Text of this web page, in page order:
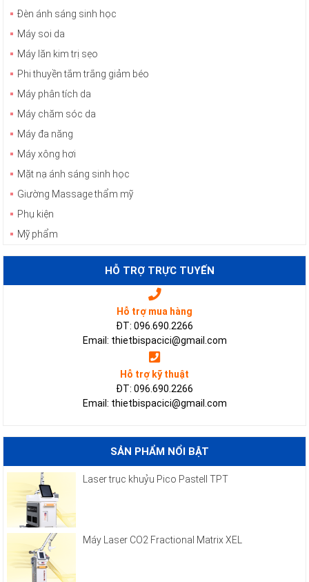
Đèn ánh sáng sinh học
Máy soi da
Máy lăn kim trị sẹo
Phi thuyền tắm trắng giảm béo
Máy phân tích da
Máy chăm sóc da
Máy đa năng
Máy xông hơi
Mặt nạ ánh sáng sinh học
Giường Massage thẩm mỹ
Phụ kiện
Mỹ phẩm
HỖ TRỢ TRỰC TUYẾN
Hỗ trợ mua hàng
ĐT: 096.690.2266
Email: thietbispacici@gmail.com
Hỗ trợ kỹ thuật
ĐT: 096.690.2266
Email: thietbispacici@gmail.com
SẢN PHẨM NỔI BẬT
Laser trục khuỷu Pico Pastell TPT
Máy Laser CO2 Fractional Matrix XEL